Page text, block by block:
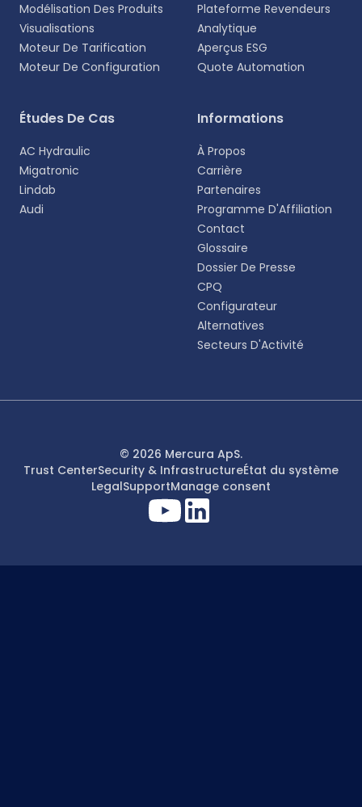
Modélisation Des Produits
Visualisations
Moteur De Tarification
Moteur De Configuration
Plateforme Revendeurs
Analytique
Aperçus ESG
Quote Automation
Études De Cas
AC Hydraulic
Migatronic
Lindab
Audi
Informations
À Propos
Carrière
Partenaires
Programme D'Affiliation
Contact
Glossaire
Dossier De Presse
CPQ
Configurateur
Alternatives
Secteurs D'Activité
© 2026 Mercura ApS.
Trust CenterSecurity & InfrastructureÉtat du système
LegalSupportManage consent